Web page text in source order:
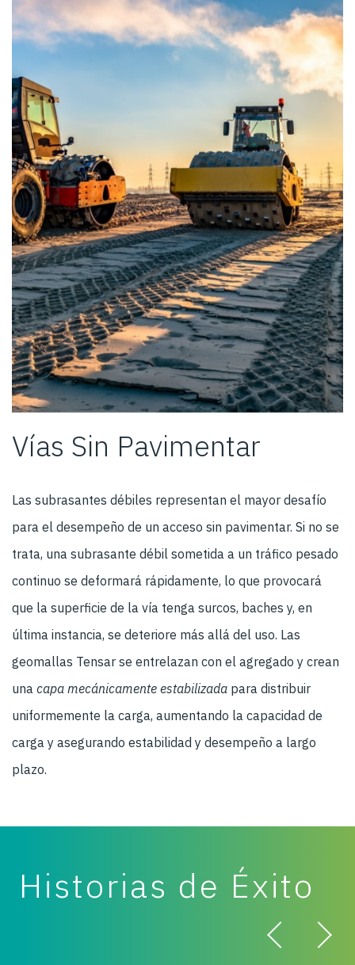
Vías Sin Pavimentar
Las subrasantes débiles representan el mayor desafío
para el desempeño de un acceso sin pavimentar. Si no se
trata, una subrasante débil sometida a un tráfico pesado
continuo se deformará rápidamente, lo que provocará
que la superficie de la vía tenga surcos, baches y, en
última instancia, se deteriore más allá del uso. Las
geomallas Tensar se entrelazan con el agregado y crean
una capa mecánicamente estabilizada para distribuir
uniformemente la carga, aumentando la capacidad de
carga y asegurando estabilidad y desempeño a largo
plazo.
Historias de Éxito